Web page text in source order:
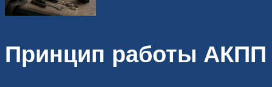
Принцип работы АКПП